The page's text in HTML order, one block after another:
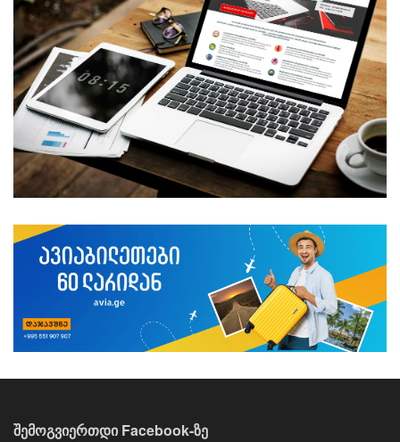
შემოგვიერთდი Facebook-ზე